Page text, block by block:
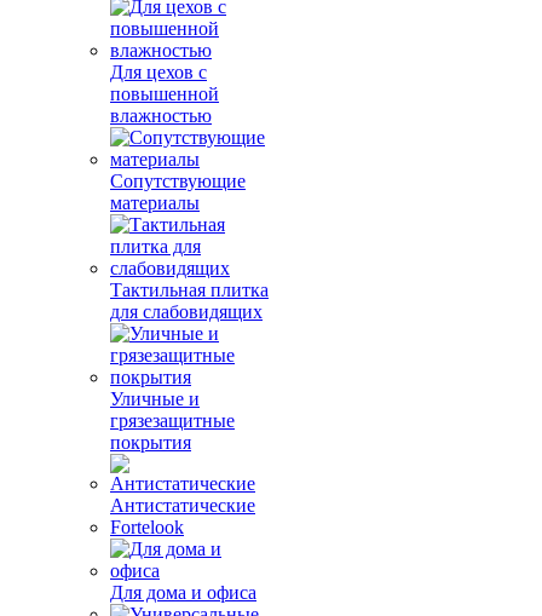
Для цехов с
повышенной
влажностью
Сопутствующие
материалы
Тактильная плитка
для слабовидящих
Уличные и
грязезащитные
покрытия
Антистатические
Fortelook
Для дома и офиса